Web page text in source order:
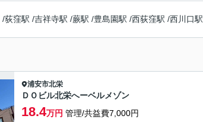
/荻窪駅 /吉祥寺駅 /蕨駅 /豊島園駅 /西荻窪駅 /西川口駅
浦安市北栄
ＤＯビル北栄へーベルメゾン
18.4万円 管理/共益費7,000円